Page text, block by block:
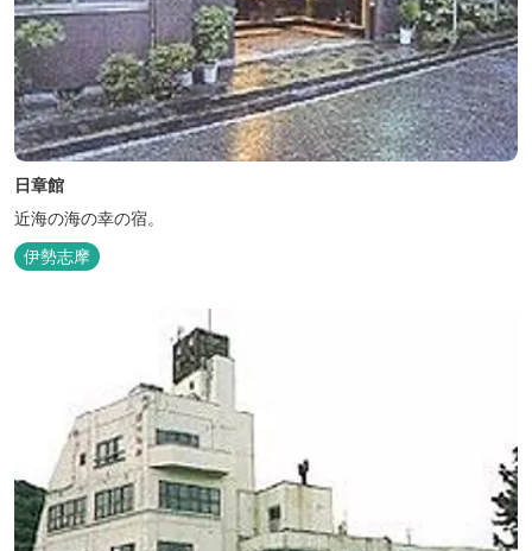
日章館
近海の海の幸の宿。
伊勢志摩